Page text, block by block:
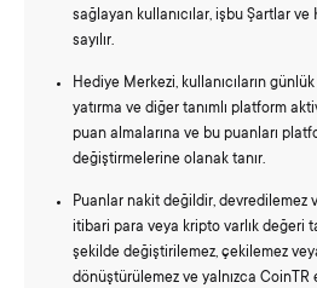
sağlayan kullanıcılar, işbu Şartlar ve
sayılır.
Hediye Merkezi, kullanıcıların
yatırma ve diğer tanımlı platform
puan almalarına ve bu puanları
değiştirmelerine olanak tanır.
Puanlar nakit değildir, devredilemez
itibari para veya kripto varlık değeri
şekilde değiştirilemez, çekilemez
dönüştürülemez ve yalnızca